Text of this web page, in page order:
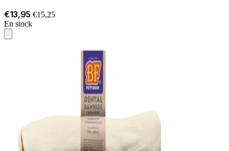
€13,95 €15,25
En stock